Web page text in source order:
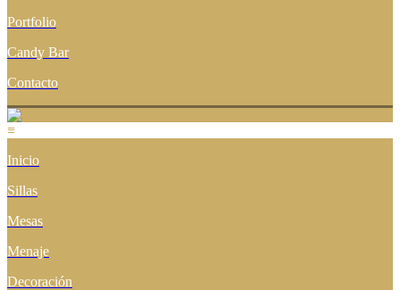
Portfolio
Candy Bar
Contacto
≡
Inicio
Sillas
Mesas
Menaje
Decoración